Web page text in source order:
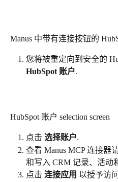
Manus 中带有连接按钮的
您将被重定向到安全的
HubSpot 账户.
HubSpot 账户 selection screen
点击 选择账户.
查看 Manus MCP 连接器
和写入 CRM 记录、活动
点击 连接应用 以授予访